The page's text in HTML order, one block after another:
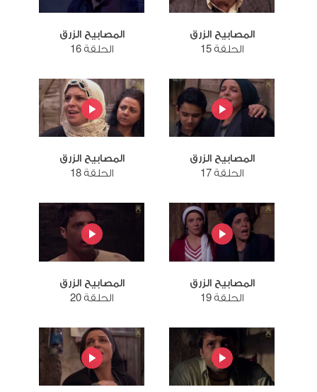
المصابيح الزرق
الحلقة 15
المصابيح الزرق
الحلقة 16
المصابيح الزرق
الحلقة 17
المصابيح الزرق
الحلقة 18
المصابيح الزرق
الحلقة 19
المصابيح الزرق
الحلقة 20